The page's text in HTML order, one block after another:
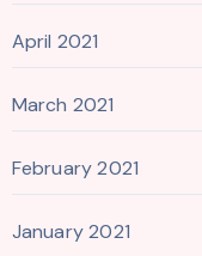
April 2021
March 2021
February 2021
January 2021